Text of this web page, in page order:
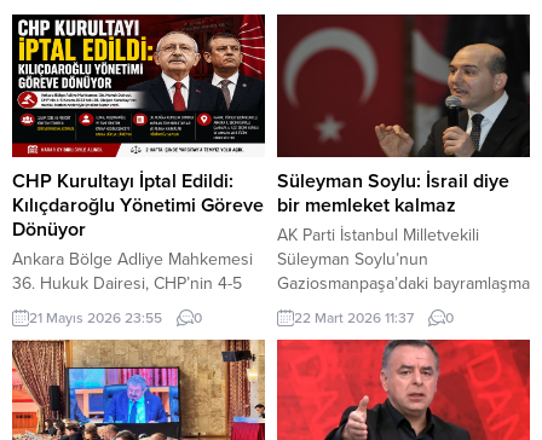
CHP Kurultayı İptal Edildi:
Kılıçdaroğlu Yönetimi Göreve
Dönüyor
Ankara Bölge Adliye Mahkemesi
36. Hukuk Dairesi, CHP’nin 4-5
Kasım 2023 tarihlerinde
gerçekleştirilen 38. Olağan
Kurultayı’na ilişkin açılan davada
kararını açıkladı. Mahkeme,
kurultayın “mutlak butlan”
gerekçesiyle geçersiz olduğuna
21 Mayıs 2026 23:55 0
Süleyman Soylu: İsrail diye
bir memleket kalmaz
AK Parti İstanbul Milletvekili
Süleyman Soylu’nun
Gaziosmanpaşa’daki bayramlaşma
programında İsrail hakkında
söylediği sözler sosyal medyada
ve siyasi arenada geniş yankı
uyandırdı.
22 Mart 2026 11:37 0